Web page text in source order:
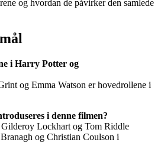
og hvordan de påvirker den samlede
i Harry Potter og
og Emma Watson er hovedrollene i
i denne filmen?
Lockhart og Tom Riddle
og Christian Coulson i